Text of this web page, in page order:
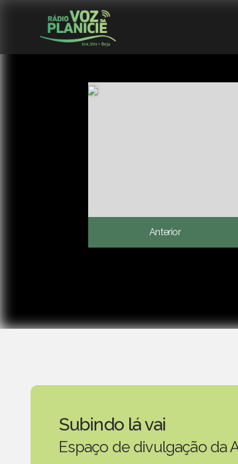
Anterior
Subindo lá vai
Espaço de divulgação da